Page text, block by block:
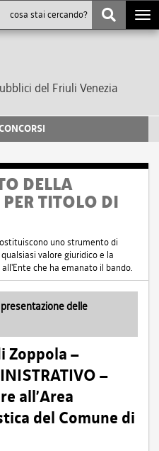
del Friuli Venezia
DELLA
TITOLO DI
uno strumento di
valore giuridico e la
che ha emanato il bando.
delle
Zoppola –
–
all’Area
del Comune di